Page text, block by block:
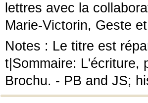
lettres avec la
Marie-Victorin, Geste
Notes : Le titre est
t|Sommaire: L'écriture,
Brochu. - PB and JS;